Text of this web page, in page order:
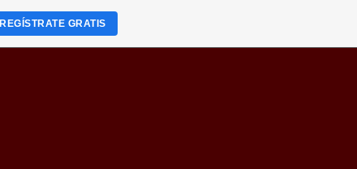
REGÍSTRATE GRATIS